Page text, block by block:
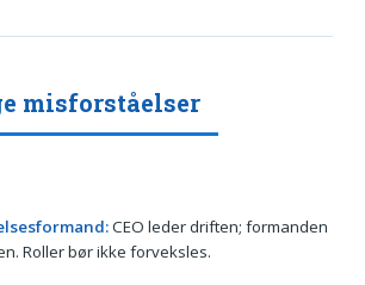
misforståelser
CEO leder driften; formanden
Roller bør ikke forveksles.